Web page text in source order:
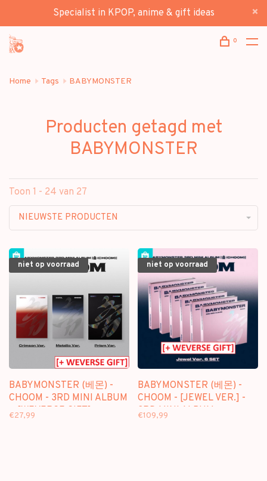
Specialist in KPOP, anime & gift ideas
0
Home Tags BABYMONSTER
Producten getagd met
BABYMONSTER
Toon 1 - 24 van 27
NIEUWSTE PRODUCTEN
niet op voorraad
BABYMONSTER (베몬) -
CHOOM - 3RD MINI ALBUM
+ [WEVERSE GIFT]
€27,99
niet op voorraad
BABYMONSTER (베몬) -
CHOOM - [JEWEL VER.] -
3RD MINI ALBUM +
€109,99